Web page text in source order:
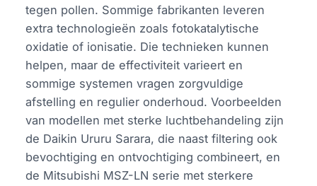
tegen pollen. Sommige fabrikanten leveren
extra technologieën zoals fotokatalytische
oxidatie of ionisatie. Die technieken kunnen
helpen, maar de effectiviteit varieert en
sommige systemen vragen zorgvuldige
afstelling en regulier onderhoud. Voorbeelden
van modellen met sterke luchtbehandeling zijn
de Daikin Ururu Sarara, die naast filtering ook
bevochtiging en ontvochtiging combineert, en
de Mitsubishi MSZ-LN serie met sterkere